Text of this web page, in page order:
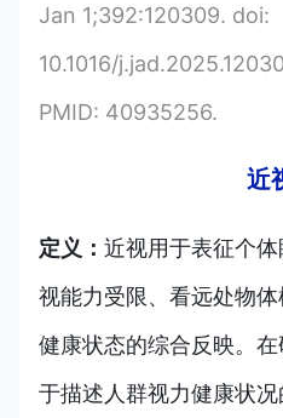
Jan 1;392:120309. doi:
10.1016/
PMID: 40935256.
近
定义： 近视用于表征个
视能力受限、看远处物
健康状态的综合反映。
于描述人群视力健康状